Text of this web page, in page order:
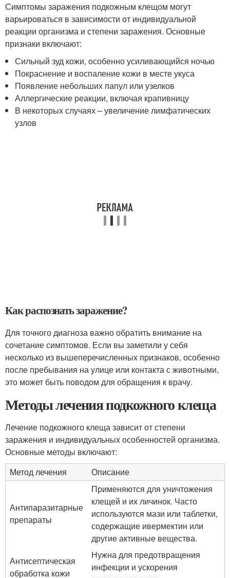
Симптомы заражения подкожным клещом могут
варьироваться в зависимости от индивидуальной
реакции организма и степени заражения. Основные
признаки включают:
Сильный зуд кожи, особенно усиливающийся ночью
Покраснение и воспаление кожи в месте укуса
Появление небольших папул или узелков
Аллергические реакции, включая крапивницу
В некоторых случаях – увеличение лимфатических
узлов
Как распознать заражение?
Для точного диагноза важно обратить внимание на
сочетание симптомов. Если вы заметили у себя
несколько из вышеперечисленных признаков, особенно
после пребывания на улице или контакта с животными,
это может быть поводом для обращения к врачу.
Методы лечения подкожного клеща
Лечение подкожного клеща зависит от степени
заражения и индивидуальных особенностей организма.
Основные методы включают:
Метод лечения
Описание
Антипаразитарные
препараты
Применяются для уничтожения
клещей и их личинок. Часто
используются мази или таблетки,
содержащие ивермектин или
другие активные вещества.
Антисептическая
обработка кожи
Нужна для предотвращения
инфекции и ускорения